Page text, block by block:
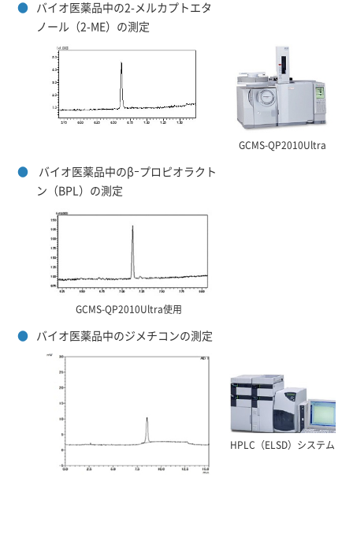
●
バイオ医薬品中の2-メルカプトエタ
ノール（2-ME）の測定
GCMS-QP2010Ultra
●
バイオ医薬品中のβｰプロピオラクト
ン（BPL）の測定
GCMS-QP2010Ultra使用
● バイオ医薬品中のジメチコンの測定
HPLC（ELSD）システム